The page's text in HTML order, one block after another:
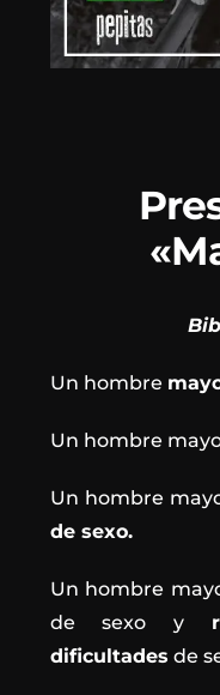
Un hombre
Un hombre
Un hombre
de sexo.
Un hombre
de sexo y
dificultades de